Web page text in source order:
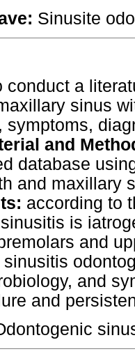
Sinusite
conduct a
sinus
symptoms,
and
database
and maxillary
according to
is
and
sinusitis
and
and